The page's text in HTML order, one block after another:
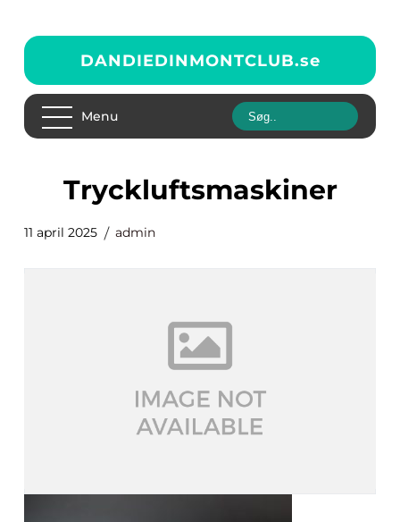
DANDIEDINMONTCLUB.se
Menu
tryckluftsmaskiner
11 april 2025 admin